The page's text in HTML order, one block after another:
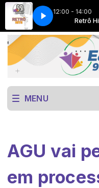
12:00 - 14:00
FM Retrô Hits
Now
MENU
AGU vai
em